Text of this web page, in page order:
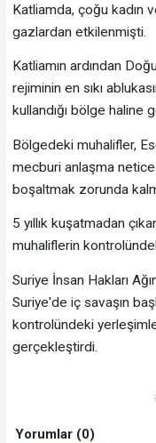
Katliamda, çoğu kadın
gazlardan etkilenmişti.
Katliamın ardından
rejiminin en sıkı
kullandığı bölge haline
Bölgedeki muhalifler,
mecburi anlaşma
boşaltmak zorunda
5 yıllık kuşatmadan
muhaliflerin
Suriye İnsan Hakları
Suriye'de iç savaşın
kontrolündeki
gerçekleştirdi.
Yorumlar (0)